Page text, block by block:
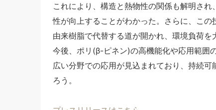
これにより、構造と熱物性の関係も解明さ
性が向上することがわかった。さらに、こ
由来樹脂で代替する道が開かれ、環境負荷を
今後、ポリ(β-ピネン)の高機能化や応用範囲
広い分野での応用が見込まれており、持続
ろう。